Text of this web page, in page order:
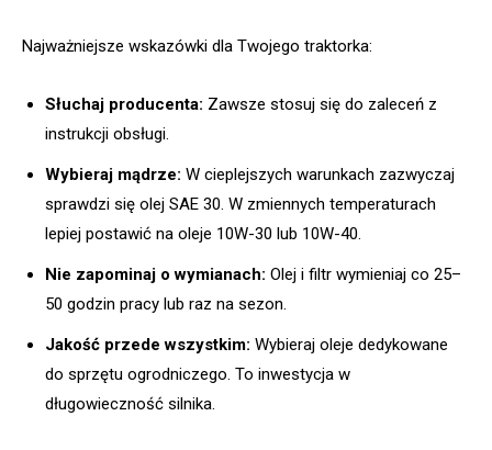
Najważniejsze wskazówki dla Twojego traktorka:
Słuchaj producenta: Zawsze stosuj się do zaleceń z
instrukcji obsługi.
Wybieraj mądrze: W cieplejszych warunkach zazwyczaj
sprawdzi się olej SAE 30. W zmiennych temperaturach
lepiej postawić na oleje 10W-30 lub 10W-40.
Nie zapominaj o wymianach: Olej i filtr wymieniaj co 25–
50 godzin pracy lub raz na sezon.
Jakość przede wszystkim: Wybieraj oleje dedykowane
do sprzętu ogrodniczego. To inwestycja w
długowieczność silnika.